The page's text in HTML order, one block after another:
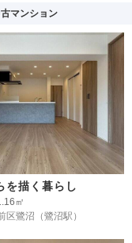
マンション
を描く暮らし
㎡
区鷺沼 （鷺沼駅）